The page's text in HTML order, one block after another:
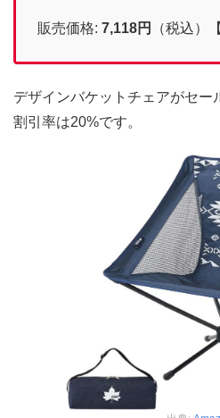
販売価格: 7,118円 （税込）【
デザインバケットチェアがセー
割引率は20%です。